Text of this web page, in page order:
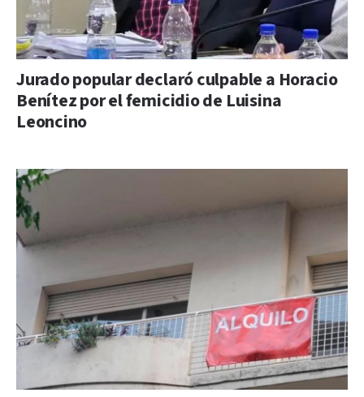
Jurado popular declaró culpable a Horacio
Benítez por el femicidio de Luisina
Leoncino